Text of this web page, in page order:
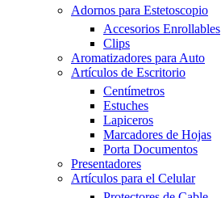
Adornos para Estetoscopio
Accesorios Enrollables
Clips
Aromatizadores para Auto
Artículos de Escritorio
Centímetros
Estuches
Lapiceros
Marcadores de Hojas
Porta Documentos
Presentadores
Artículos para el Celular